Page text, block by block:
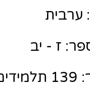
ערבית
ז - יב